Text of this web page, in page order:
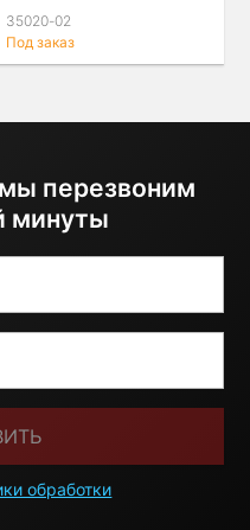
35020-02
Под заказ
перезвоним
минуты
обработки